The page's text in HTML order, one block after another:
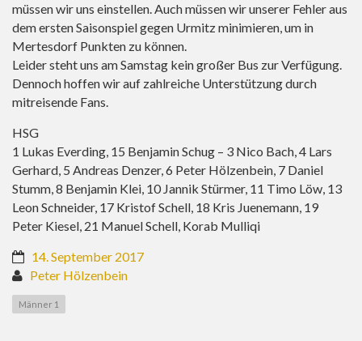
müssen wir uns einstellen. Auch müssen wir unserer Fehler aus
dem ersten Saisonspiel gegen Urmitz minimieren, um in
Mertesdorf Punkten zu können.
Leider steht uns am Samstag kein großer Bus zur Verfügung.
Dennoch hoffen wir auf zahlreiche Unterstützung durch
mitreisende Fans.
HSG
1 Lukas Everding, 15 Benjamin Schug – 3 Nico Bach, 4 Lars
Gerhard, 5 Andreas Denzer, 6 Peter Hölzenbein, 7 Daniel
Stumm, 8 Benjamin Klei, 10 Jannik Stürmer, 11 Timo Löw, 13
Leon Schneider, 17 Kristof Schell, 18 Kris Juenemann, 19
Peter Kiesel, 21 Manuel Schell, Korab Mulliqi
14. September 2017
Peter Hölzenbein
Männer 1